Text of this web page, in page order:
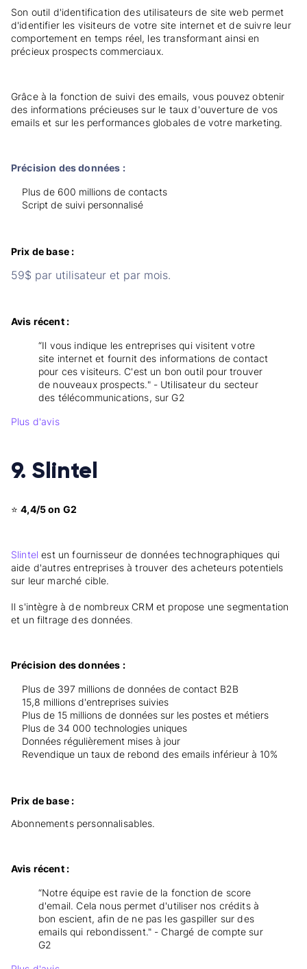
Son outil d'identification des utilisateurs de site web permet
d'identifier les visiteurs de votre site internet et de suivre leur
comportement en temps réel, les transformant ainsi en
précieux prospects commerciaux.
Grâce à la fonction de suivi des emails, vous pouvez obtenir
des informations précieuses sur le taux d'ouverture de vos
emails et sur les performances globales de votre marketing.
Précision des données :
Plus de 600 millions de contacts
Script de suivi personnalisé
Prix de base :
59$ par utilisateur et par mois.
Avis récent :
“Il vous indique les entreprises qui visitent votre
site internet et fournit des informations de contact
pour ces visiteurs. C'est un bon outil pour trouver
de nouveaux prospects." - Utilisateur du secteur
des télécommunications, sur G2
Plus d'avis
9. Slintel
⭐4,4/5 on G2
Slintel est un fournisseur de données technographiques qui
aide d'autres entreprises à trouver des acheteurs potentiels
sur leur marché cible.
Il s'intègre à de nombreux CRM et propose une segmentation
et un filtrage des données.
Précision des données :
Plus de 397 millions de données de contact B2B
15,8 millions d'entreprises suivies
Plus de 15 millions de données sur les postes et métiers
Plus de 34 000 technologies uniques
Données régulièrement mises à jour
Revendique un taux de rebond des emails inférieur à 10%
Prix de base :
Abonnements personnalisables.
Avis récent :
“Notre équipe est ravie de la fonction de score
d'email. Cela nous permet d'utiliser nos crédits à
bon escient, afin de ne pas les gaspiller sur des
emails qui rebondissent." - Chargé de compte sur
G2